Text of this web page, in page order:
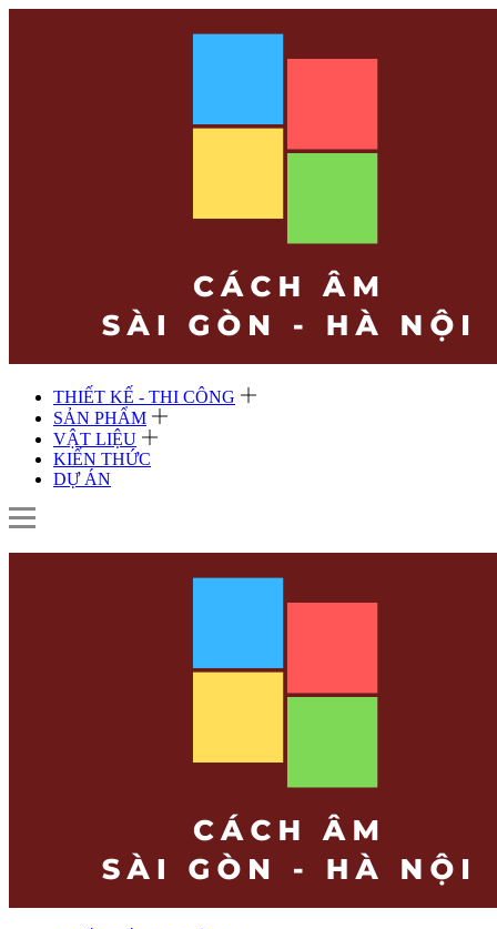
THIẾT KẾ - THI CÔNG
SẢN PHẨM
VẬT LIỆU
KIẾN THỨC
DỰ ÁN